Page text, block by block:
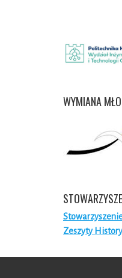
WYMIANA
Zeszyty